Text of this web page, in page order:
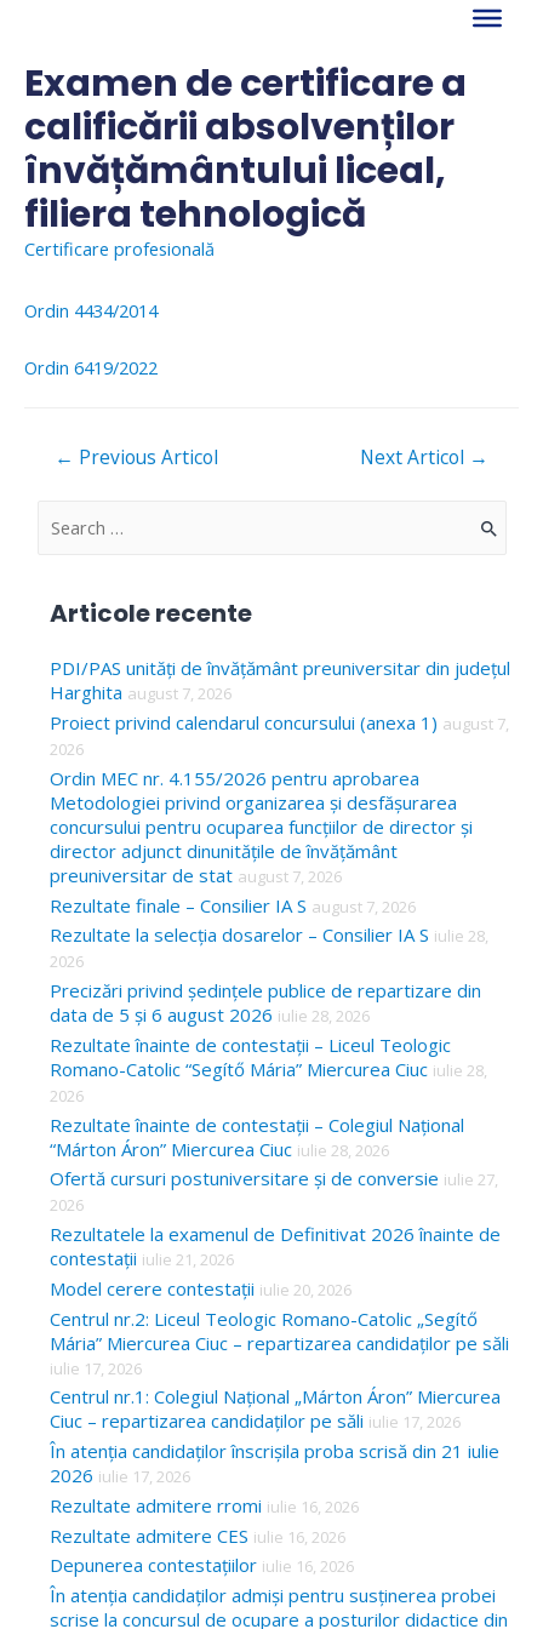
contentExamen de certificare a
calificării absolvenților
învățământului liceal,
filiera tehnologică
Certificare profesională
Ordin 4434/2014
Ordin 6419/2022
Navigare
← Previous Articol Next Articol →
S
c
h
f
o
r
Articole recente
PDI/PAS unități de învățământ preuniversitar din județul
Harghita august 7, 2026
Proiect privind calendarul concursului (anexa 1) august 7,
2026
Ordin MEC nr. 4.155/2026 pentru aprobarea
Metodologiei privind organizarea și desfășurarea
concursului pentru ocuparea funcțiilor de director și
director adjunct dinunitățile de învățământ
preuniversitar de stat august 7, 2026
Rezultate finale – Consilier IA S august 7, 2026
Rezultate la selecția dosarelor – Consilier IA S iulie 28,
2026
Precizări privind ședințele publice de repartizare din
data de 5 și 6 august 2026 iulie 28, 2026
Rezultate înainte de contestații – Liceul Teologic
Romano-Catolic “Segítő Mária” Miercurea Ciuc iulie 28,
2026
Rezultate înainte de contestații – Colegiul Național
“Márton Áron” Miercurea Ciuc iulie 28, 2026
Ofertă cursuri postuniversitare și de conversie iulie 27,
2026
Rezultatele la examenul de Definitivat 2026 înainte de
contestații iulie 21, 2026
Model cerere contestații iulie 20, 2026
Centrul nr.2: Liceul Teologic Romano-Catolic „Segítő
Mária” Miercurea Ciuc – repartizarea candidaților pe săli
iulie 17, 2026
Centrul nr.1: Colegiul Național „Márton Áron” Miercurea
Ciuc – repartizarea candidaților pe săli iulie 17, 2026
În atenția candidaților înscrișila proba scrisă din 21 iulie
2026 iulie 17, 2026
Rezultate admitere rromi iulie 16, 2026
Rezultate admitere CES iulie 16, 2026
Depunerea contestațiilor iulie 16, 2026
În atenția candidaților admiși pentru susținerea probei
scrise la concursul de ocupare a posturilor didactice din